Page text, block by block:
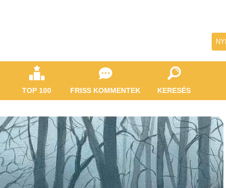
TOP 100 FRISS KOMMENTEK KERESÉS